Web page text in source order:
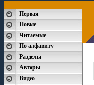
Первая
Новые
Читаемые
По алфавиту
Разделы
Авторы
Видео